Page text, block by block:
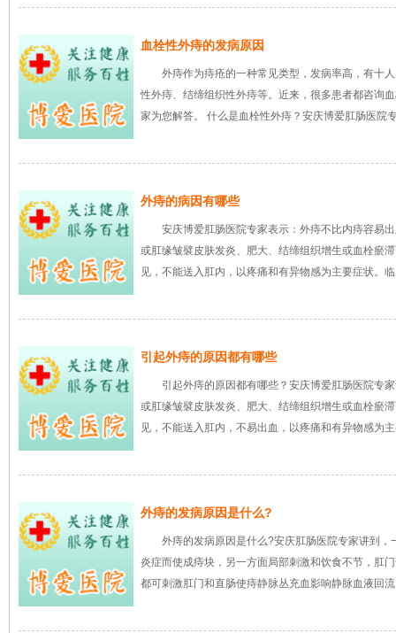
血栓性外痔的发病原因
外痔作为痔疮的一种常见类型，发病率高，有十
性外痔、结缔组织性外痔等。近来，很多患者都咨询
家为您解答。 什么是血栓性外痔？安庆博爱肛肠医院
外痔的病因有哪些
安庆博爱肛肠医院专家表示：外痔不比内痔容易
或肛缘皱襞皮肤发炎、肥大、结缔组织增生或血栓瘀
见，不能送入肛内，以疼痛和有异物感为主要症状。
引起外痔的原因都有哪些
引起外痔的原因都有哪些？安庆博爱肛肠医院专
或肛缘皱襞皮肤发炎、肥大、结缔组织增生或血栓瘀
见，不能送入肛内，不易出血，以疼痛和有异物感为
外痔的发病原因是什么?
外痔的发病原因是什么?安庆肛肠医院专家讲到
炎症而使成痔块，另一方面局部刺激和饮食不节，肛
都可刺激肛门和直肠使痔静脉丛充血影响静脉血液回